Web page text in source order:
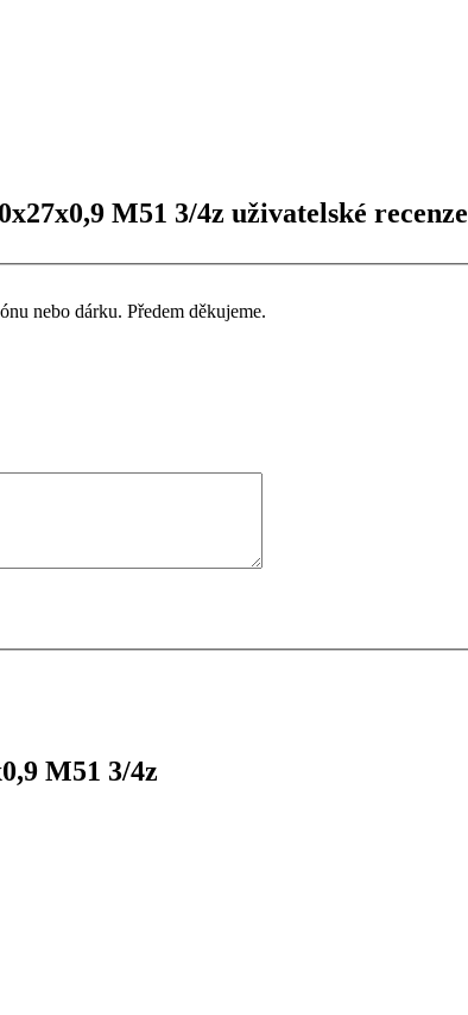
M51 3/4z uživatelské recenze
nebo dárku. Předem děkujeme.
M51 3/4z